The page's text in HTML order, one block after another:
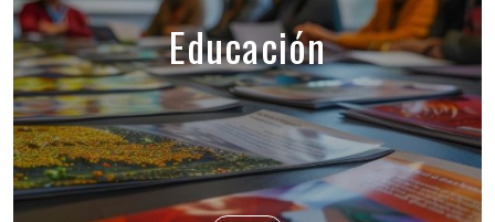
Educación